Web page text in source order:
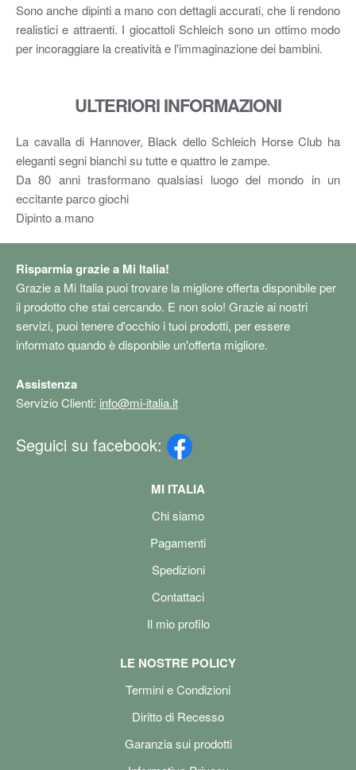
Sono anche dipinti a mano con dettagli accurati, che li rendono
realistici e attraenti. I giocattoli Schleich sono un ottimo modo
per incoraggiare la creatività e l'immaginazione dei bambini.
ULTERIORI INFORMAZIONI
La cavalla di Hannover, Black dello Schleich Horse Club ha
eleganti segni bianchi su tutte e quattro le zampe.
Da 80 anni trasformano qualsiasi luogo del mondo in un
eccitante parco giochi
Dipinto a mano
Risparmia grazie a Mi Italia!
Grazie a Mi Italia puoi trovare la migliore offerta disponibile per
il prodotto che stai cercando. E non solo! Grazie ai nostri
servizi, puoi tenere d'occhio i tuoi prodotti, per essere
informato quando è disponbile un'offerta migliore.
Assistenza
Servizio Clienti: info@mi-italia.it
Seguici su facebook:
MI ITALIA
Chi siamo
Pagamenti
Spedizioni
Contattaci
Il mio profilo
LE NOSTRE POLICY
Termini e Condizioni
Diritto di Recesso
Garanzia sui prodotti